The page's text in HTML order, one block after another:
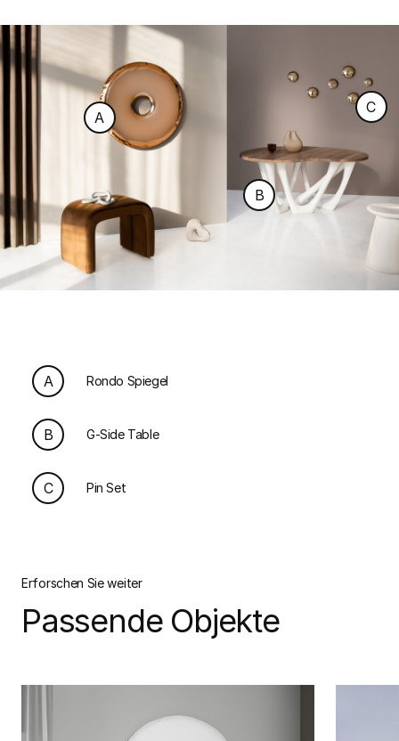
A Rondo Spiegel
B G-Side Table
C Pin Set
A
B
C
Erforschen Sie weiter
Passende Objekte